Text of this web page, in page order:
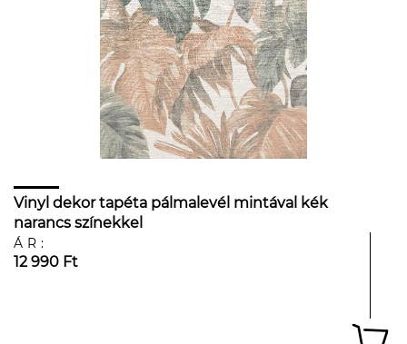
Vinyl dekor tapéta pálmalevél mintával kék
narancs színekkel
ÁR:
12 990 Ft